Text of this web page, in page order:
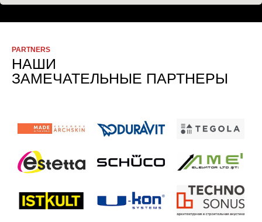
НАШИ
ЗАМЕЧАТЕЛЬНЫЕ ПАРТНЕРЫ
PARTNERS